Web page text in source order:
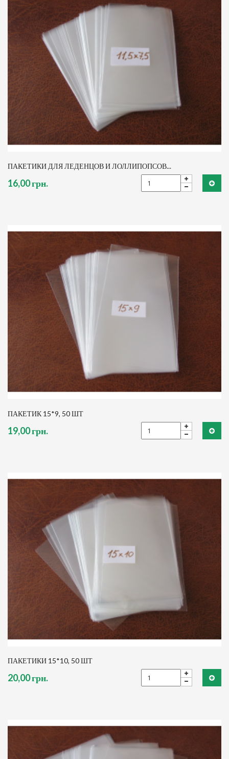
ПАКЕТИКИ ДЛЯ ЛЕДЕНЦОВ И ЛОЛЛИПОПСОВ...
16,00 грн.
ПАКЕТИК 15*9, 50 ШТ
19,00 грн.
ПАКЕТИКИ 15*10, 50 ШТ
20,00 грн.